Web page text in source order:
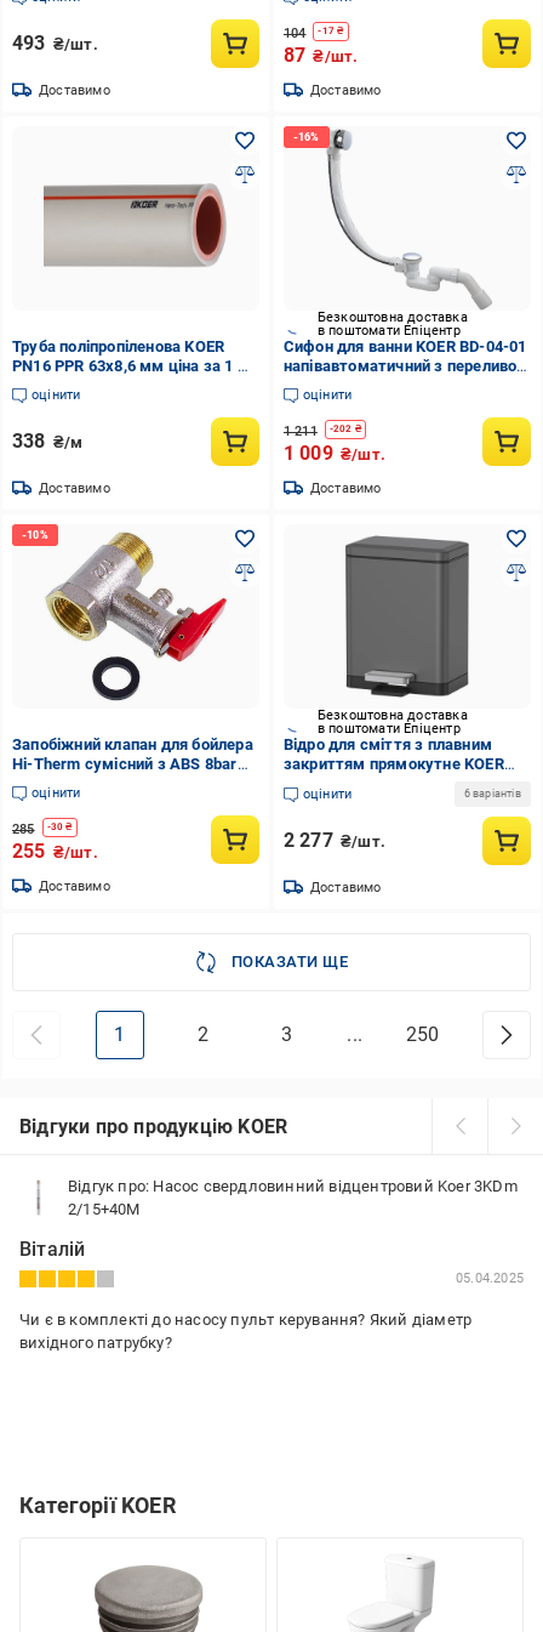
(KR3406)
493 ₴/шт.
Доставимо
104 -17 ₴
87 ₴/шт.
Доставимо
Труба поліпропіленова KOER
PN16 PPR 63x8,6 мм ціна за 1 м
(KR3078)
оцінити
338 ₴/м
Доставимо
Безкоштовна доставка
в поштомати Епіцентр
Сифон для ванни KOER BD-04-01
напівавтоматичний з переливом
без ревізії 1 1/2" Хром (KR5442)
оцінити
1 211 -202 ₴
1 009 ₴/шт.
Доставимо
Запобіжний клапан для бойлера
Hi-Therm сумісний з ABS 8bar
1/2" (104292)
оцінити
285 -30 ₴
255 ₴/шт.
Доставимо
Безкоштовна доставка
в поштомати Епіцентр
Відро для сміття з плавним
закриттям прямокутне KOER
TC-010315-07 15 л Графіт
(KR5604)
оцінити 6 варіантів
2 277 ₴/шт.
Доставимо
ПОКАЗАТИ ЩЕ
1 2 3 ... 250
Відгуки про продукцію KOER
Відгук про: Насос свердловинний відцентровий Koer 3KDm
2/15+40М
Віталій
05.04.2025
Чи є в комплекті до насосу пульт керування? Який діаметр
вихідного патрубку?
Категорії KOER